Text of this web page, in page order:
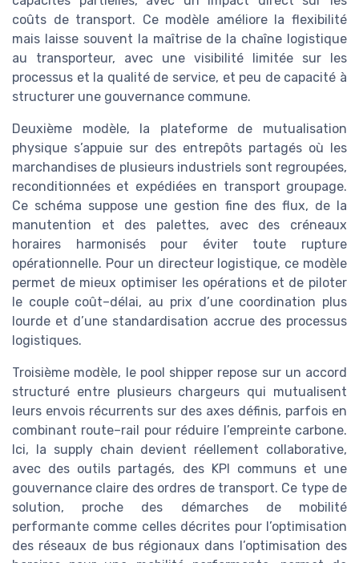
coûts de transport. Ce modèle améliore la flexibilité
mais laisse souvent la maîtrise de la chaîne logistique
au transporteur, avec une visibilité limitée sur les
processus et la qualité de service, et peu de capacité à
structurer une gouvernance commune.
Deuxième modèle, la plateforme de mutualisation
physique s’appuie sur des entrepôts partagés où les
marchandises de plusieurs industriels sont regroupées,
reconditionnées et expédiées en transport groupage.
Ce schéma suppose une gestion fine des flux, de la
manutention et des palettes, avec des créneaux
horaires harmonisés pour éviter toute rupture
opérationnelle. Pour un directeur logistique, ce modèle
permet de mieux optimiser les opérations et de piloter
le couple coût–délai, au prix d’une coordination plus
lourde et d’une standardisation accrue des processus
logistiques.
Troisième modèle, le pool shipper repose sur un accord
structuré entre plusieurs chargeurs qui mutualisent
leurs envois récurrents sur des axes définis, parfois en
combinant route–rail pour réduire l’empreinte carbone.
Ici, la supply chain devient réellement collaborative,
avec des outils partagés, des KPI communs et une
gouvernance claire des ordres de transport. Ce type de
solution, proche des démarches de mobilité
performante comme celles décrites pour l’optimisation
des réseaux de bus régionaux dans l’optimisation des